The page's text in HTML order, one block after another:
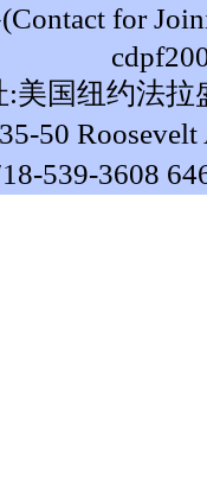
for
:美国纽约法拉
50
539-3608